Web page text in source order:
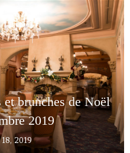
et brunches de Noël
2019
2019